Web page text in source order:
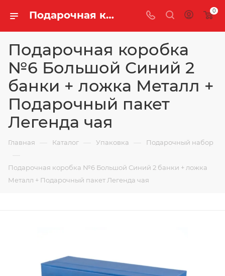
Подарочная коробка №6 Большой Синий 2 банки + ложка Металл + Подарочный пакет Легенда чая купить оптом и в розницу | «Легенда Чая» 0
Подарочная коробка
№6 Большой Синий 2
банки + ложка Металл +
Подарочный пакет
Легенда чая
Главная — Каталог — Упаковка — Подарочный набор
—
Подарочная коробка №6 Большой Синий 2 банки + ложка
Металл + Подарочный пакет Легенда чая